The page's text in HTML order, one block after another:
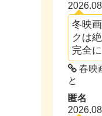
冬映
クは
完全
春映
と
匿名